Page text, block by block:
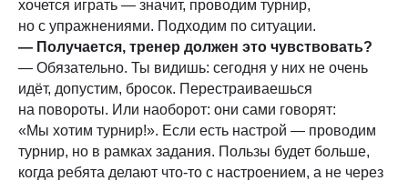
хочется играть — значит, проводим турнир,
но с упражнениями. Подходим по ситуации.
— Получается, тренер должен это чувствовать?
— Обязательно. Ты видишь: сегодня у них не очень
идёт, допустим, бросок. Перестраиваешься
на повороты. Или наоборот: они сами говорят:
«Мы хотим турнир!». Если есть настрой — проводим
турнир, но в рамках задания. Пользы будет больше,
когда ребята делают что-то с настроением, а не через